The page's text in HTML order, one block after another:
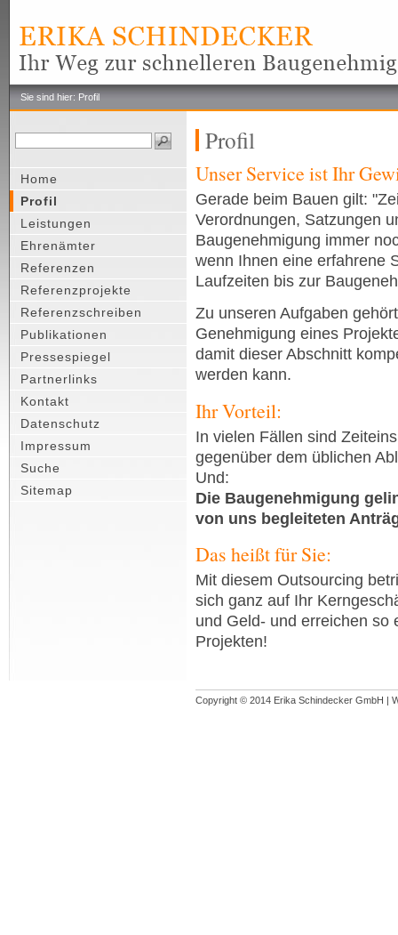
Sie sind hier: Profil
Profil
Unser Service ist Ihr
Gerade beim Bauen gilt:
Verordnungen, Satzungen
Baugenehmigung immer
wenn Ihnen eine erfahrene
Laufzeiten bis zur
Zu unseren Aufgaben
Genehmigung eines
damit dieser Abschnitt
werden kann.
Ihr Vorteil:
In vielen Fällen sind
gegenüber dem üblichen
Und:
Die Baugenehmigung
von uns begleiteten
Das heißt für Sie:
Mit diesem Outsourcing
sich ganz auf Ihr
und Geld- und erreichen so
Projekten!
Home
Profil
Leistungen
Ehrenämter
Referenzen
Referenzprojekte
Referenzschreiben
Publikationen
Pressespiegel
Partnerlinks
Kontakt
Datenschutz
Impressum
Suche
Sitemap
Copyright © 2014 Erika Schindecker GmbH |